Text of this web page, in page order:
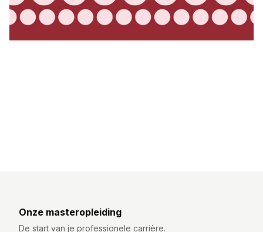
Onze masteropleiding
De start van je professionele carrière.